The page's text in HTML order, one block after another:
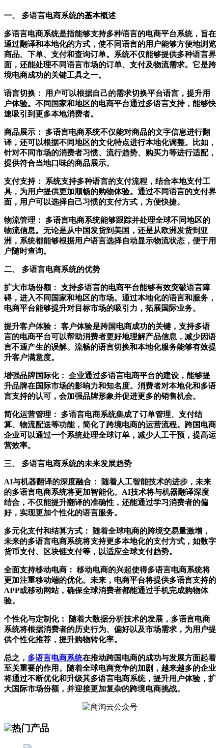
一、 多语言电商系统的基本概述
多语言电商系统是指能够支持多种语言的电商平台系统，旨在
通过翻译和本地化的方式，使不同语言的用户能够方便地浏览
商品、下单、支付和查询订单。系统不仅能够提供多种语言界
面，还能处理不同语言市场的订单、支付及物流需求。它是跨
境电商成功的关键工具之一。
语言切换：
用户可以根据自己的需求切换平台语言，提升用
户体验。不同国家和地区的电商平台通过多语言支持，能够快
速吸引到更多本地消费者。
商品展示：
多语言电商系统不仅能对商品的文字信息进行翻
译，还可以根据不同地区的文化特点进行本地化调整。比如，
针对不同市场的消费者习惯、流行趋势、购买力等进行适配，
提供符合当地口味的商品展示。
支付支持：
系统支持多种语言的支付流程，结合本地支付工
具，为用户提供更加顺畅的购物体验。通过不同语言的支付界
面，用户可以选择自己习惯的支付方式，方便快捷。
物流管理：
多语言电商系统能够跟踪并处理全球不同地区的
物流信息。无论是从中国发货到美国，还是从欧洲发货到亚
洲，系统都能够根据用户语言选择自动显示物流状态，便于用
户随时查询。
二、 多语言电商系统的优势
扩大市场份额： 支持多语言的电商平台能够有效突破语言障
碍，进入不同国家和地区的市场。通过本地化的语言和服务，
电商平台能够提升对目标市场的吸引力，拓展国际业务。
提升客户体验： 客户体验是跨国电商成功的关键，支持多语
言的电商平台可以帮助消费者更好地理解产品信息，减少因语
言不通产生的误解。流畅的语言切换和本地化服务能够有效提
升客户满意度。
增强品牌国际化： 企业通过多语言电商平台的建设，能够提
升品牌在国际市场的影响力和知名度。消费者对本地化和多语
言支持的认可，会加强品牌形象并促进更多的销售机会。
简化运营管理：
多语言电商系统集成了订单管理、支付结
算、物流配送等功能，简化了跨境电商的运营流程。跨国电商
企业可以通过一个系统处理全球订单，减少人工干预，提高运
营效率。
三、 多语言电商系统的未来发展趋势
AI与机器翻译的深度融合： 随着人工智能技术的进步，未来
的多语言电商系统将更加智能化。 AI技术将与机器翻译深度
结合，不仅能提升翻译的准确性，还能通过学习消费者的偏
好，实现更加个性化的语言服务。
多元化支付和结算方式：
随着全球电商的跨境交易量激增，
未来的多语言电商系统将支持更多本地化的支付方式，如数字
货币支付、区块链支付等，以适应全球支付趋势。
全面支持移动电商： 移动电商的兴起使得多语言电商系统将
更加注重移动端的优化。未来，电商平台将提供多语言支持的
APP或移动网站，确保全球消费者都能通过手机完成购物体
验。
个性化与定制化：
随着大数据分析技术的发展，多语言电商
系统将根据消费者的历史行为、偏好以及市场需求，为用户提
供个性化推荐，提升购物转化率。
总之， 多语言电商系统在推动跨国电商的成功与发展方面起着
至关重要的作用。随着全球电商竞争的加剧，越来越多的企业
将通过不断优化和升级其多语言电商系统，提升用户体验，扩
大国际市场份额，并迎接更加复杂的跨境电商挑战。
热门产品